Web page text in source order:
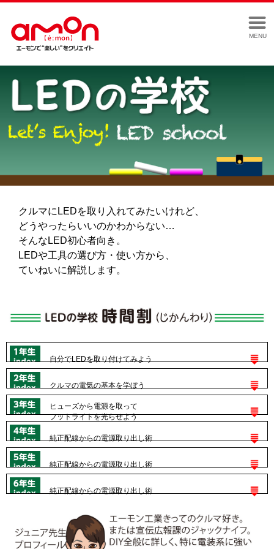
MENU
クルマにLEDを取り入れてみたいけれど、
どうやったらいいのかわからない…
そんなLED初心者向き。
LEDや工具の選び方・使い方から、
ていねいに解説します。
自分でLEDを取り付けてみよう
クルマの電気の基本を学ぼう
ヒューズから電源を取って
フットライトを光らせよう
純正配線からの電源取り出し術
純正配線からの電源取り出し術
純正配線からの電源取り出し術